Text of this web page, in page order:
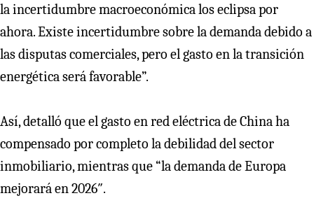
la incertidumbre macroeconómica los eclipsa por
ahora. Existe incertidumbre sobre la demanda debido a
las disputas comerciales, pero el gasto en la transición
energética será favorable”.
Así, detalló que el gasto en red eléctrica de China ha
compensado por completo la debilidad del sector
inmobiliario, mientras que “la demanda de Europa
mejorará en 2026″.